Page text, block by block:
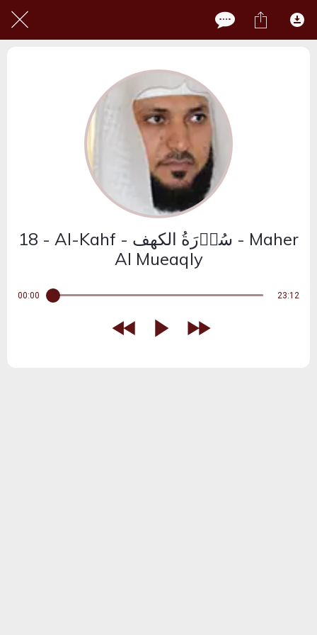
18 - Al-Kahf - سُوۡرَةُ الکهف - Maher
Al Mueaqly
00:00 23:12